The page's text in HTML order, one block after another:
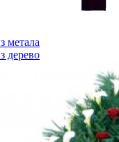
метала
дерево